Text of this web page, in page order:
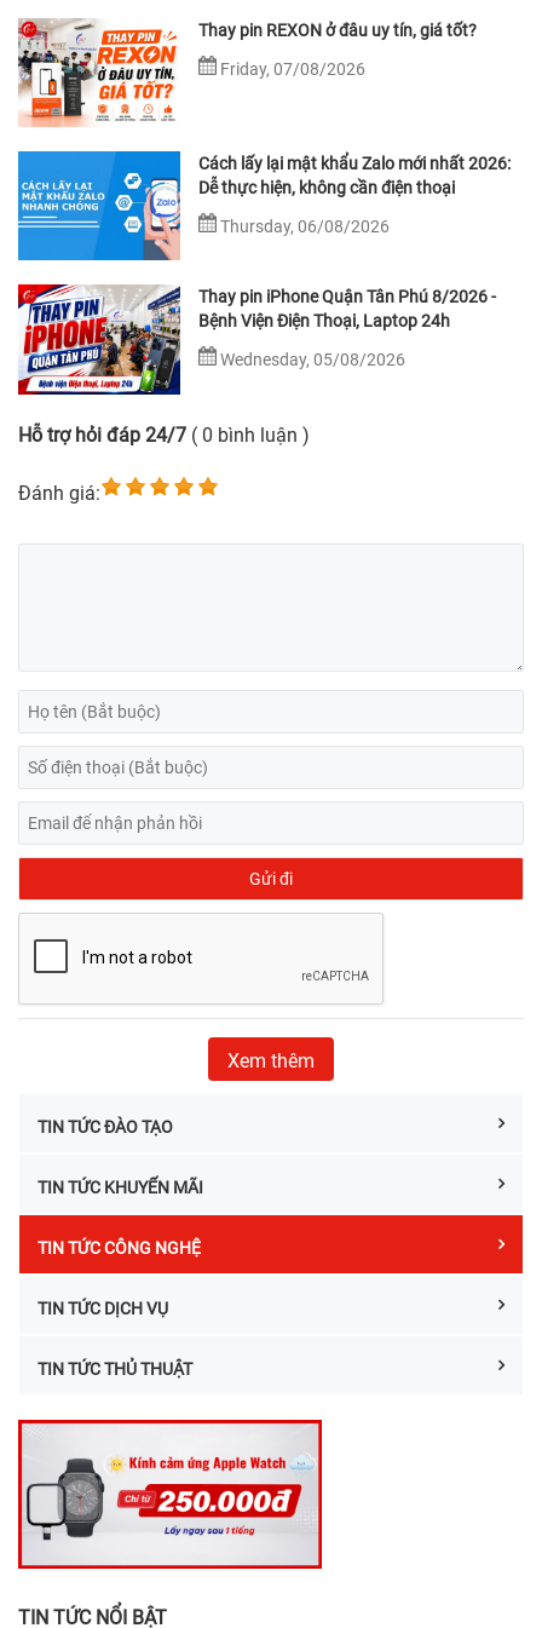
Thay pin REXON ở đâu uy tín, giá tốt?
Friday, 07/08/2026
Cách lấy lại mật khẩu Zalo mới nhất 2026:
Dễ thực hiện, không cần điện thoại
Thursday, 06/08/2026
Thay pin iPhone Quận Tân Phú 8/2026 -
Bệnh Viện Điện Thoại, Laptop 24h
Wednesday, 05/08/2026
Hỗ trợ hỏi đáp 24/7 ( 0 bình luận )
Đánh giá:
Xem thêm
TIN TỨC ĐÀO TẠO
TIN TỨC KHUYẾN MÃI
TIN TỨC CÔNG NGHỆ
TIN TỨC DỊCH VỤ
TIN TỨC THỦ THUẬT
TIN TỨC NỔI BẬT